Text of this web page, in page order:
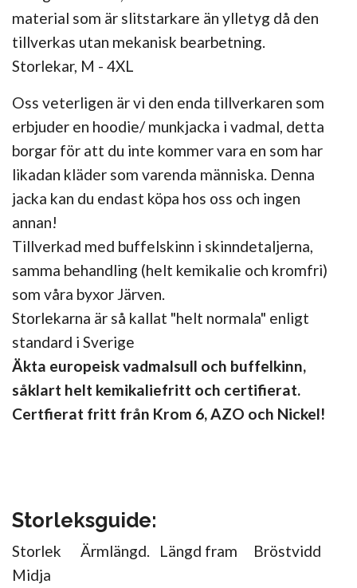
material som är slitstarkare än ylletyg då den
tillverkas utan mekanisk bearbetning.
Storlekar, M - 4XL
Oss veterligen är vi den enda tillverkaren som
erbjuder en hoodie/ munkjacka i vadmal, detta
borgar för att du inte kommer vara en som har
likadan kläder som varenda människa. Denna
jacka kan du endast köpa hos oss och ingen
annan!
Tillverkad med buffelskinn i skinndetaljerna,
samma behandling (helt kemikalie och kromfri)
som våra byxor Järven.
Storlekarna är så kallat "helt normala" enligt
standard i Sverige
Äkta europeisk vadmalsull och buffelkinn,
såklart helt kemikaliefritt och certifierat.
Certfierat fritt från Krom 6, AZO och Nickel!
Storleksguide:
Storlek Ärmlängd. Längd fram Bröstvidd
Midja